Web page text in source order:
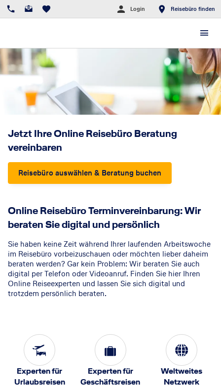
Login Reisebüro finden
Jetzt Ihre Online Reisebüro Beratung
vereinbaren
Reisebüro auswählen & Beratung buchen
Online Reisebüro Terminvereinbarung: Wir
beraten Sie digital und persönlich
Sie haben keine Zeit während Ihrer laufenden Arbeitswoche
im Reisebüro vorbeizuschauen oder möchten lieber daheim
beraten werden? Gar kein Problem: Wir beraten Sie auch
digital per Telefon oder Videoanruf. Finden Sie hier Ihren
Online Reiseexperten und lassen Sie sich digital und
trotzdem persönlich beraten.
Experten für
Urlaubsreisen
Experten für
Geschäftsreisen
Weltweites
Netzwerk